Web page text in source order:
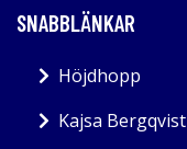
SNABBLÄNKAR
Höjdhopp
Kajsa Bergqvist